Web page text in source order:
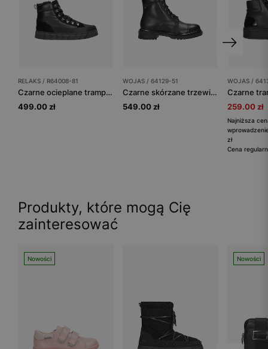
RELAKS / R64008-81
Czarne ocieplane trampki damskie RELAKS
499.00 zł
WOJAS / 64129-51
Czarne skórzane trzewiki ze sznurowadłami i zapięciem na zamek
549.00 zł
WOJAS /
259.00 zł
Najniższa
zł
Cena
Produkty, które mogą Cię
zainteresować
Nowości Nowości